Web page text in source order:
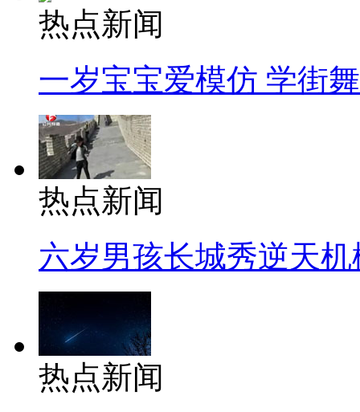
热点新闻
一岁宝宝爱模仿 学街
热点新闻
六岁男孩长城秀逆天机
热点新闻